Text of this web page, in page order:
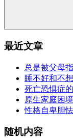
最近文章
总是被父母
睡不好和不
死亡恐惧症
原生家庭困
性格自卑胆
随机内容